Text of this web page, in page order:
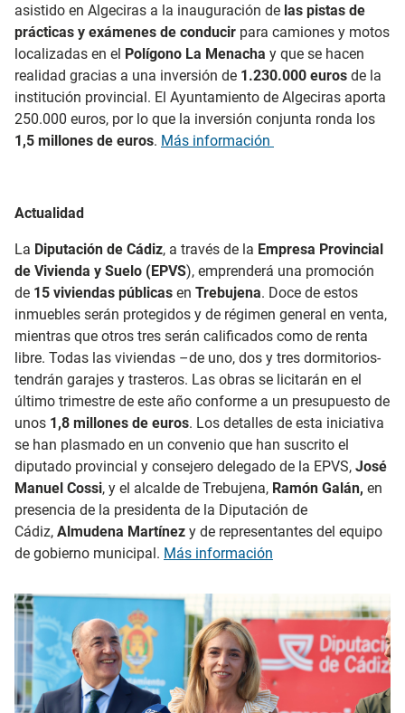
asistido en Algeciras a la inauguración de las pistas de
prácticas y exámenes de conducir para camiones y motos
localizadas en el Polígono La Menacha y que se hacen
realidad gracias a una inversión de 1.230.000 euros de la
institución provincial. El Ayuntamiento de Algeciras aporta
250.000 euros, por lo que la inversión conjunta ronda los
1,5 millones de euros. Más información
Actualidad
La Diputación de Cádiz, a través de la Empresa Provincial
de Vivienda y Suelo (EPVS), emprenderá una promoción
de 15 viviendas públicas en Trebujena. Doce de estos
inmuebles serán protegidos y de régimen general en venta,
mientras que otros tres serán calificados como de renta
libre. Todas las viviendas –de uno, dos y tres dormitorios-
tendrán garajes y trasteros. Las obras se licitarán en el
último trimestre de este año conforme a un presupuesto de
unos 1,8 millones de euros. Los detalles de esta iniciativa
se han plasmado en un convenio que han suscrito el
diputado provincial y consejero delegado de la EPVS, José
Manuel Cossi, y el alcalde de Trebujena, Ramón Galán, en
presencia de la presidenta de la Diputación de
Cádiz, Almudena Martínez y de representantes del equipo
de gobierno municipal. Más información